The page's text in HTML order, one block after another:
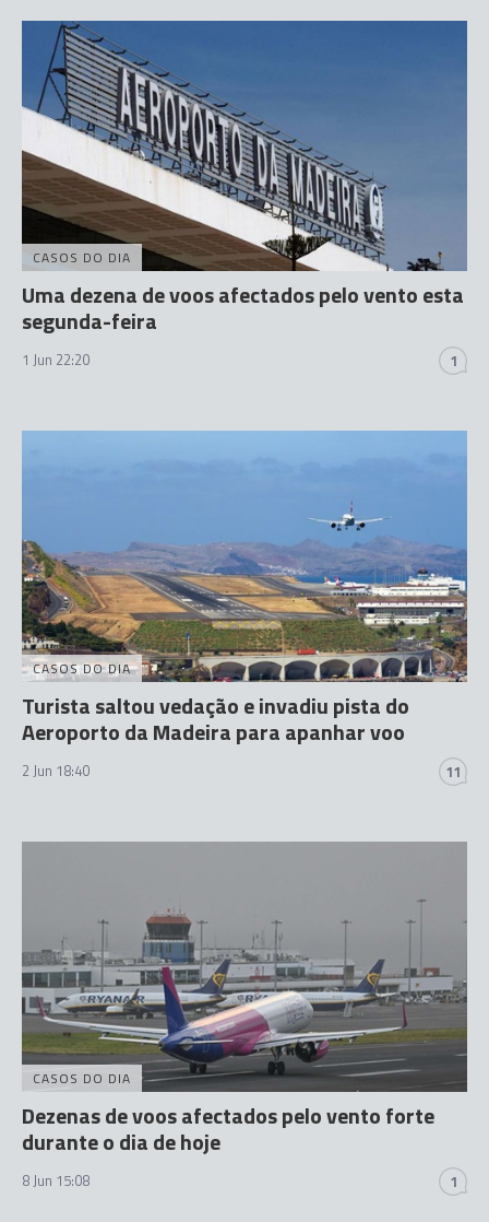
CASOS DO DIA
Uma dezena de voos afectados pelo vento esta
segunda-feira
1 Jun 22:20 1
CASOS DO DIA
Turista saltou vedação e invadiu pista do
Aeroporto da Madeira para apanhar voo
2 Jun 18:40 11
CASOS DO DIA
Dezenas de voos afectados pelo vento forte
durante o dia de hoje
8 Jun 15:08 1